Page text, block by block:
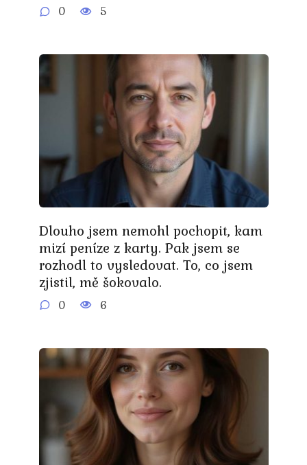
0 5
Dlouho jsem nemohl pochopit, kam
mizí peníze z karty. Pak jsem se
rozhodl to vysledovat. To, co jsem
zjistil, mě šokovalo.
0 6